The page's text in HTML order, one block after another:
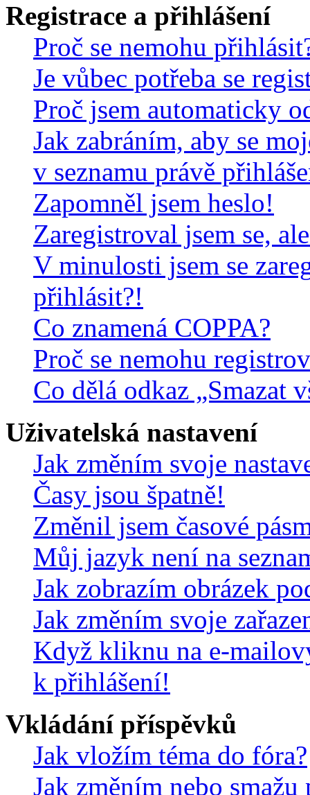
Registrace a přihlášení
Proč se nemohu
Je vůbec potřeba se
Proč jsem automaticky
Jak zabráním, aby se
v seznamu právě
Zapomněl jsem heslo!
Zaregistroval jsem se,
V minulosti jsem se
přihlásit?!
Co znamená COPPA?
Proč se nemohu
Co dělá odkaz „Smazat
Uživatelská nastavení
Jak změním svoje
Časy jsou špatně!
Změnil jsem časové
Můj jazyk není na
Jak zobrazím obrázek
Jak změním svoje
Když kliknu na e-
k přihlášení!
Vkládání příspěvků
Jak vložím téma do fóra?
Jak změním nebo smažu